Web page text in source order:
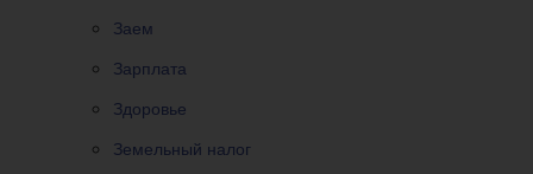
Заем
Зарплата
Здоровье
Земельный налог